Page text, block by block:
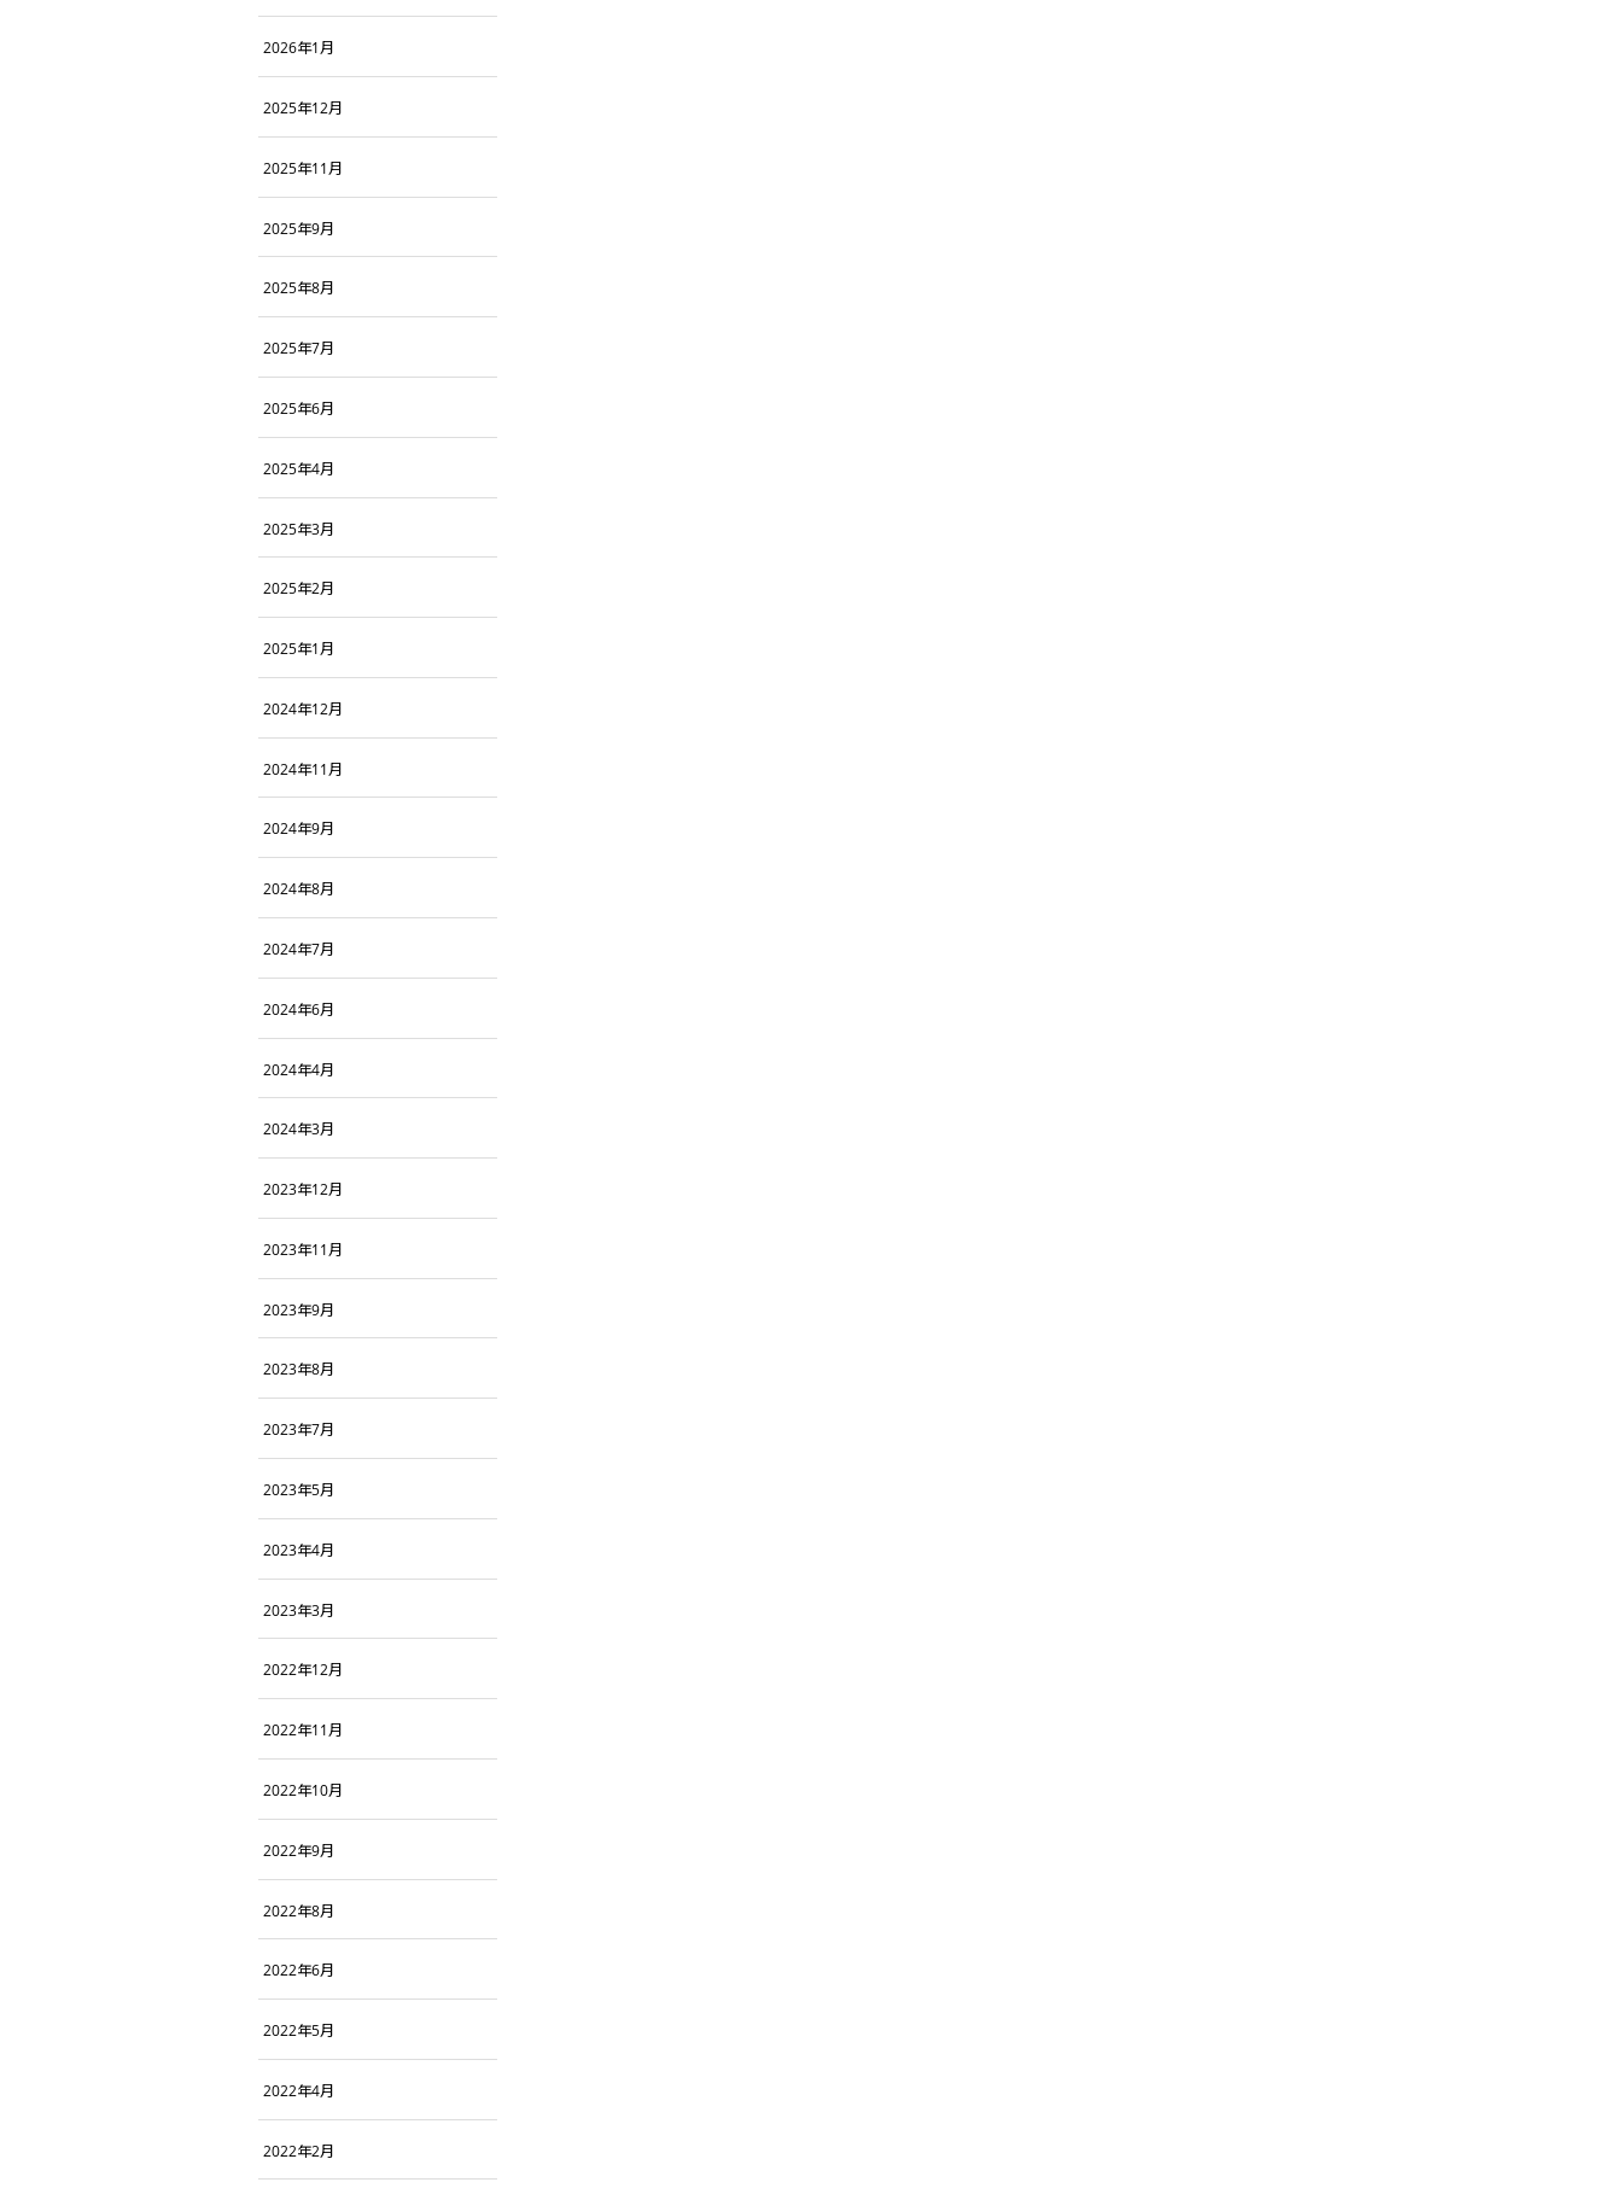
2026年1月
2025年12月
2025年11月
2025年9月
2025年8月
2025年7月
2025年6月
2025年4月
2025年3月
2025年2月
2025年1月
2024年12月
2024年11月
2024年9月
2024年8月
2024年7月
2024年6月
2024年4月
2024年3月
2023年12月
2023年11月
2023年9月
2023年8月
2023年7月
2023年5月
2023年4月
2023年3月
2022年12月
2022年11月
2022年10月
2022年9月
2022年8月
2022年6月
2022年5月
2022年4月
2022年2月